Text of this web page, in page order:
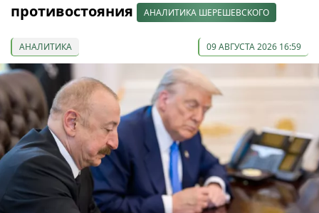
противостояния
АНАЛИТИКА ШЕРЕШЕВСКОГО
АНАЛИТИКА 09 АВГУСТА 2026 16:59